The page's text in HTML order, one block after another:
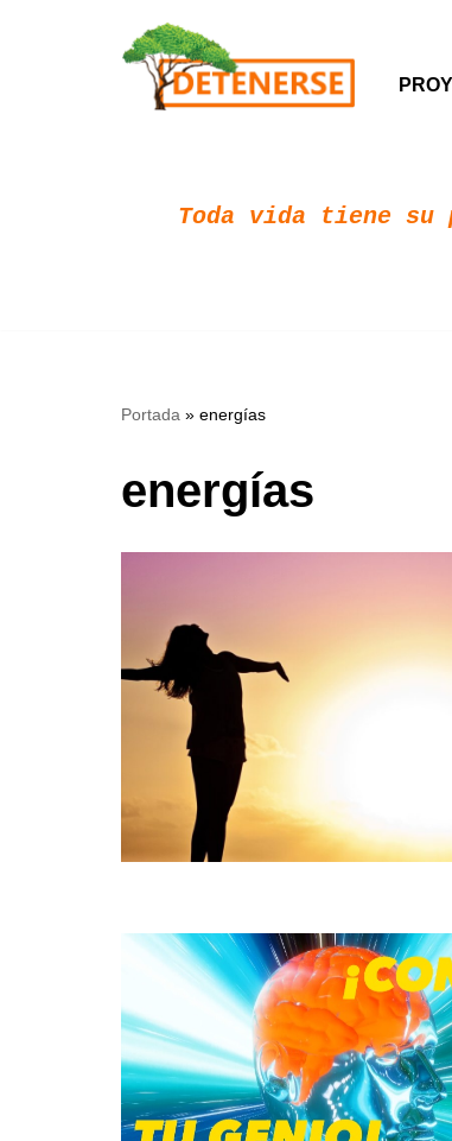
Toda vida tiene su
Portada » energías
energías